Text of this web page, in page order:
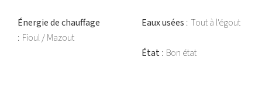
Énergie de chauffage
Fioul / Mazout
Eaux usées Tout à l'égout
État Bon état